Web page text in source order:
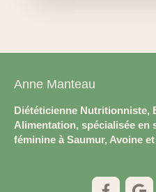
Anne Manteau
Diététicienne Nutritionniste,
Alimentation, spécialisée en
féminine à Saumur, Avoine